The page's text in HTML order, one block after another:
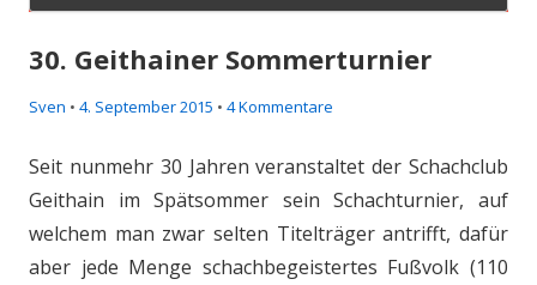
Zum
springen
30. Geithainer Sommerturnier
Sven • 4. September 2015 • 4 Kommentare
Seit nunmehr 30 Jahren veranstaltet der Schachclub
Geithain im Spätsommer sein Schachturnier, auf
welchem man zwar selten Titelträger antrifft, dafür
aber jede Menge schachbegeistertes Fußvolk (110